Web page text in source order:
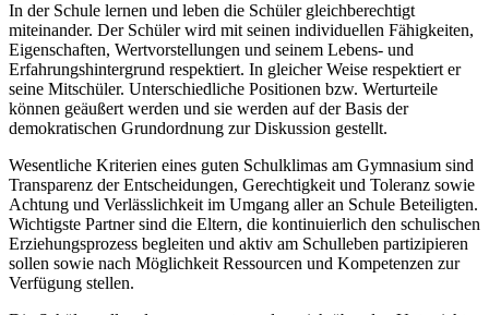
In der Schule lernen und leben die Schüler gleichberechtigt
miteinander. Der Schüler wird mit seinen individuellen Fähigkeiten,
Eigenschaften, Wertvorstellungen und seinem Lebens- und
Erfahrungshintergrund respektiert. In gleicher Weise respektiert er
seine Mitschüler. Unterschiedliche Positionen bzw. Werturteile
können geäußert werden und sie werden auf der Basis der
demokratischen Grundordnung zur Diskussion gestellt.
Wesentliche Kriterien eines guten Schulklimas am Gymnasium sind
Transparenz der Entscheidungen, Gerechtigkeit und Toleranz sowie
Achtung und Verlässlichkeit im Umgang aller an Schule Beteiligten.
Wichtigste Partner sind die Eltern, die kontinuierlich den schulischen
Erziehungsprozess begleiten und aktiv am Schulleben partizipieren
sollen sowie nach Möglichkeit Ressourcen und Kompetenzen zur
Verfügung stellen.